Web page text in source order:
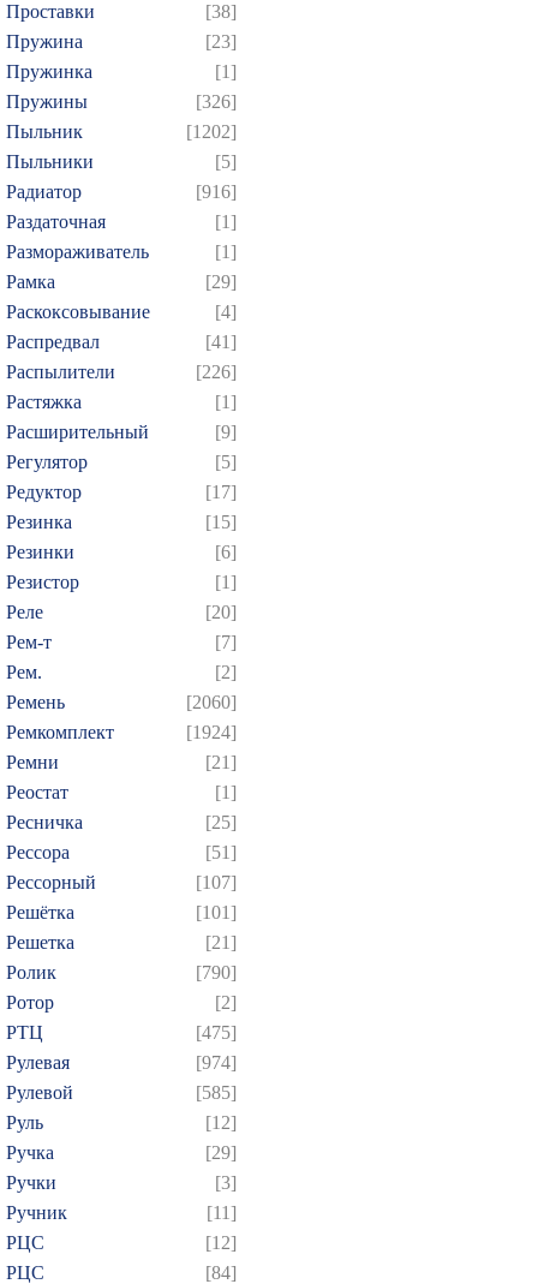
Проставки
[38]
Пружина
[23]
Пружинка
[1]
Пружины
[326]
Пыльник
[1202]
Пыльники
[5]
Радиатор
[916]
Раздаточная
[1]
Размораживатель
[1]
Рамка
[29]
Раскоксовывание
[4]
Распредвал
[41]
Распылители
[226]
Растяжка
[1]
Расширительный
[9]
Регулятор
[5]
Редуктор
[17]
Резинка
[15]
Резинки
[6]
Резистор
[1]
Реле
[20]
Рем-т
[7]
Рем.
[2]
Ремень
[2060]
Ремкомплект
[1924]
Ремни
[21]
Реостат
[1]
Ресничка
[25]
Рессора
[51]
Рессорный
[107]
Решётка
[101]
Решетка
[21]
Ролик
[790]
Ротор
[2]
РТЦ
[475]
Рулевая
[974]
Рулевой
[585]
Руль
[12]
Ручка
[29]
Ручки
[3]
Ручник
[11]
РЦC
[12]
РЦС
[84]